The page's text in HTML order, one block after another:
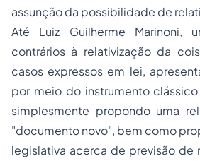
assunção da possibilidade de
Até Luiz Guilherme Marinoni,
contrários à relativização da
casos expressos em lei,
por meio do instrumento
simplesmente propondo uma
"documento novo", bem como
legislativa acerca de previsão de